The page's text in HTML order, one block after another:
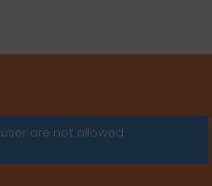
are not allowed